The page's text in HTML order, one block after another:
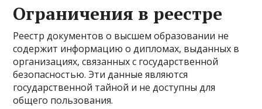
Ограничения в реестре
Реестр документов о высшем образовании не
содержит информацию о дипломах, выданных в
организациях, связанных с государственной
безопасностью. Эти данные являются
государственной тайной и не доступны для
общего пользования.